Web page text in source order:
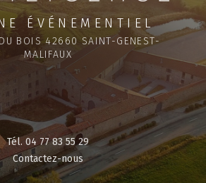
ÉVÉNEMENTIEL
DU BOIS 42660 SAINT-GENEST-
MALIFAUX
Tél. 04 77 83 55 29
Contactez-nous